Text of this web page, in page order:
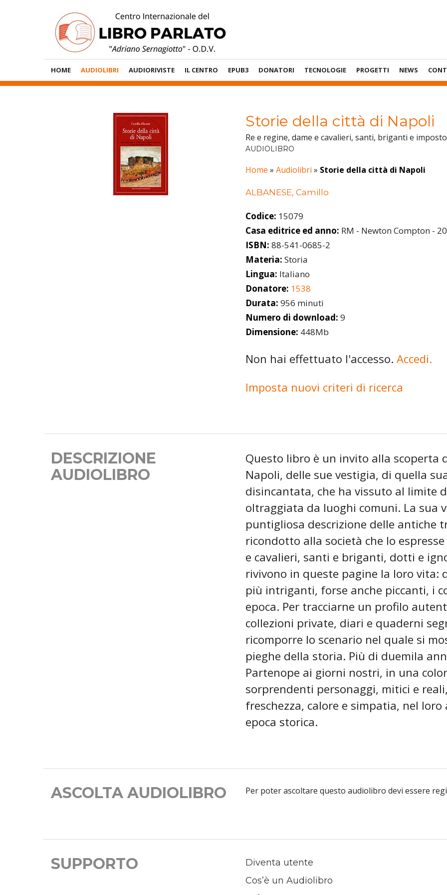
Menù
Principale
HOME AUDIOLIBRI AUDIORIVISTE IL CENTRO EPUB3 DONATORI TECNOLOGIE PROGETTI NEWS
Storie della città di Napoli
Re e regine, dame e cavalieri, santi, briganti e
AUDIOLIBRO
Home » Audiolibri » Storie della città di Napoli
ALBANESE, Camillo
Codice: 15079
Casa editrice ed anno: RM - Newton Compton -
ISBN: 88-541-0685-2
Materia: Storia
Lingua: Italiano
Donatore: 1538
Durata: 956 minuti
Numero di download: 9
Dimensione: 448Mb
Non hai effettuato l'accesso. Accedi.
Imposta nuovi criteri di ricerca
DESCRIZIONE
AUDIOLIBRO
Questo libro è un invito alla scoperta
Napoli, delle sue vestigia, di quella
disincantata, che ha vissuto al limite
oltraggiata da luoghi comuni. La sua
puntigliosa descrizione delle antiche
ricondotto alla società che lo
e cavalieri, santi e briganti, dotti e
rivivono in queste pagine la loro
più intriganti, forse anche piccanti, i
epoca. Per tracciarne un profilo
collezioni private, diari e quaderni
ricomporre lo scenario nel quale si
pieghe della storia. Più di duemila
Partenope ai giorni nostri, in una
sorprendenti personaggi, mitici e
freschezza, calore e simpatia, nel
epoca storica.
ASCOLTA AUDIOLIBRO Per poter ascoltare questo audiolibro devi essere
SUPPORTO
Diventa utente
Cos’è un Audiolibro